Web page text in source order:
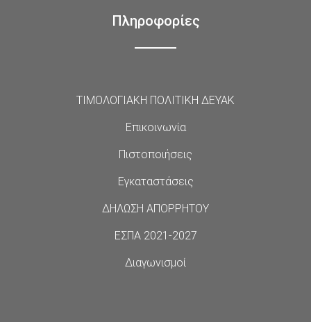
Πληροφορίες
ΤΙΜΟΛΟΓΙΑΚΗ ΠΟΛΙΤΙΚΗ ΔΕΥΑΚ
Επικοινωνία
Πιστοποιήσεις
Εγκαταστάσεις
ΔΗΛΩΣΗ ΑΠΟΡΡΗΤΟΥ
ΕΣΠΑ 2021-2027
Διαγωνισμοί